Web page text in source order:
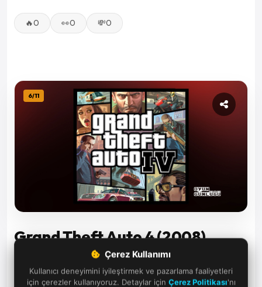
Çerez Kullanımı
Kullanıcı deneyimini iyileştirmek ve pazarlama faaliyetleri
için çerezler kullanıyoruz. Detaylar için Çerez Politikası'nı
🔥0 👀0 💸0
6/11
Grand Theft Auto 4 (2008)
GTA 4 ile birlikte Rockstar daha karanlık ve gerçekçi bir
görsel dile geçti. Niko Bellic'in merkezde olduğu kapak,